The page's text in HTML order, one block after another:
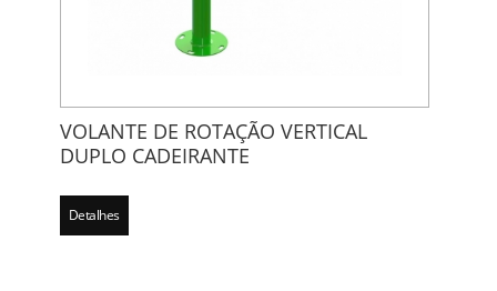
VOLANTE DE ROTAÇÃO VERTICAL
DUPLO CADEIRANTE
Detalhes